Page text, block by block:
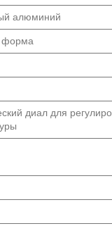
алюминий
форма
диал для